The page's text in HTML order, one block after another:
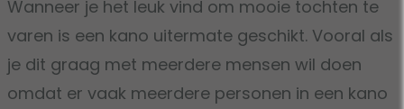
Wanneer je het leuk vind om mooie tochten te
varen is een kano uitermate geschikt. Vooral als
je dit graag met meerdere mensen wil doen
omdat er vaak meerdere personen in een kano